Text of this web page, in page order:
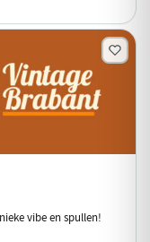
vibe en spullen!